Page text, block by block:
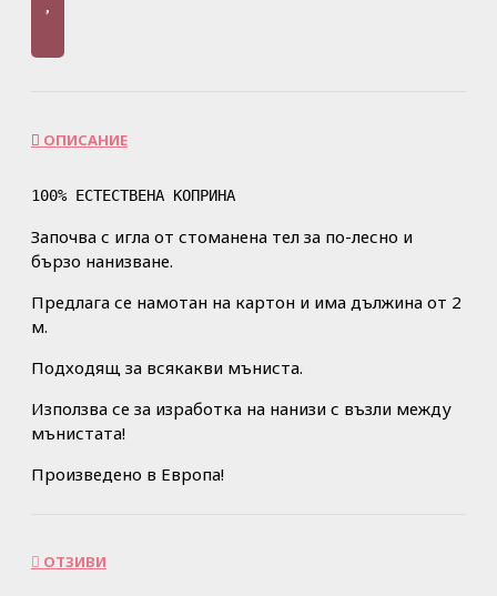
ОПИСАНИЕ
Започва с игла от стоманена тел за по-лесно и
бързо нанизване.
Предлага се намотан на картон и има дължина от 2
м.
Подходящ за всякакви мъниста.
Използва се за изработка на нанизи с възли между
мънистата!
Произведено в Европа!
ОТЗИВИ